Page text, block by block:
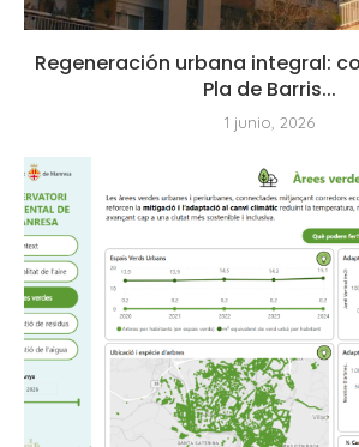
Regeneración urbana integral:
Pla de Barris...
1 junio, 2026